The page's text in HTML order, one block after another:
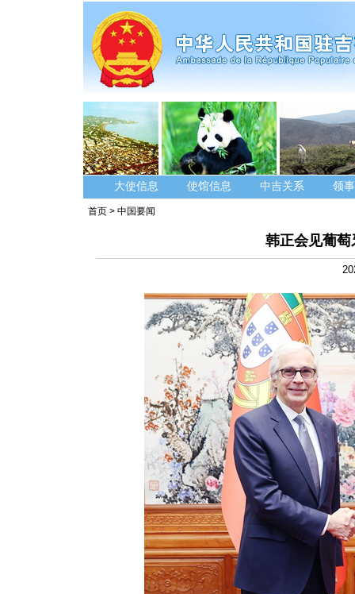
大使信息 使馆信息 中吉关系 领
首页 > 中国要闻
韩正会见葡